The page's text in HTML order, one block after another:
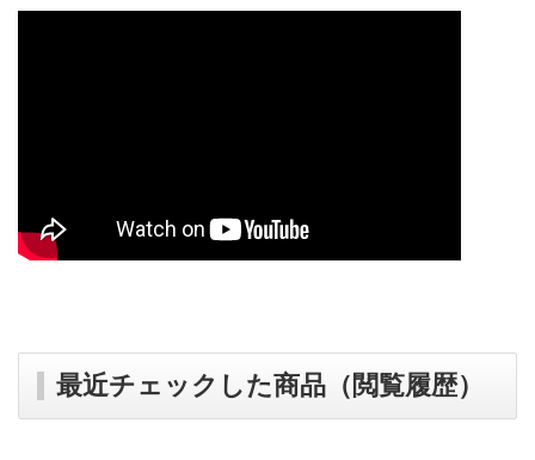
最近チェックした商品（閲覧履歴）